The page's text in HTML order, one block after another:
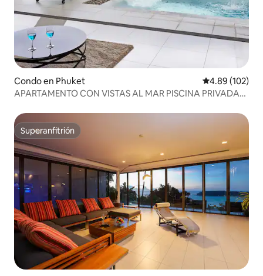
Condo en Phuket Calificación
4.89 (102)
APARTAMENTO CON VISTAS AL MAR PISCINA PRIVADA
Superanfitrión
Superanfitrión